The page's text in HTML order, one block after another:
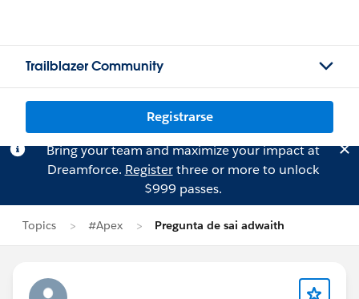
Trailblazer Community
Registrarse
Bring your team and maximize your impact at
Dreamforce. Registerthree or more to unlock
$999 passes.
Topics #Apex Pregunta de sai adwaith